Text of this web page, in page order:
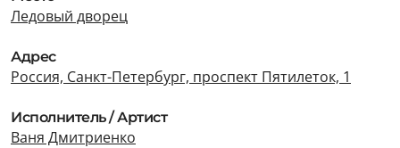
Ледовый дворец
Адрес
Россия, Санкт-Петербург, проспект Пятилеток, 1
Исполнитель / Артист
Ваня Дмитриенко